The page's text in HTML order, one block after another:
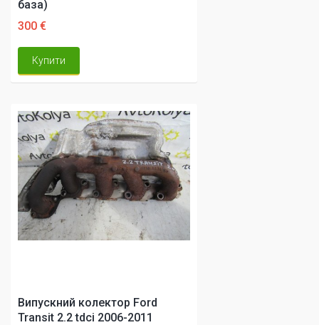
база)
300 €
Купити
Випускний колектор Ford
Transit 2.2 tdci 2006-2011